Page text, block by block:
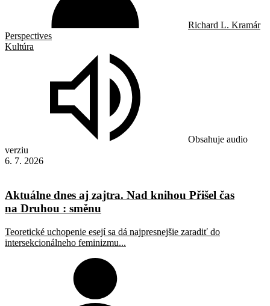
Richard L. Kramár
Perspectives
Kultúra
Obsahuje audio
verziu
6. 7. 2026
Aktuálne dnes aj zajtra. Nad knihou Přišel čas
na Druhou : směnu
Teoretické uchopenie esejí sa dá najpresnejšie zaradiť do
intersekcionálneho feminizmu...